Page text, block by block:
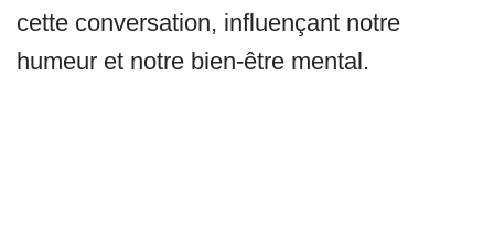
cette conversation, influençant notre
humeur et notre bien-être mental.